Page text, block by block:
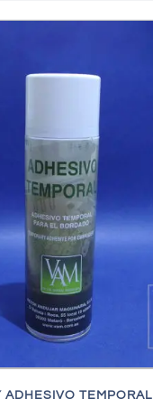
ADHESIVO TEMPORAL